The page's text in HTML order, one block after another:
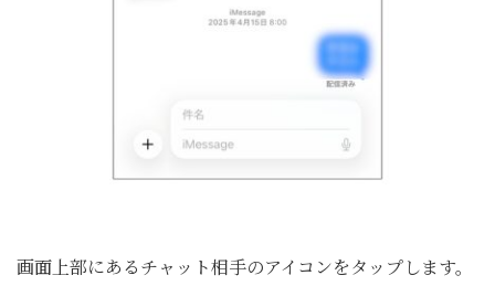
画面上部にあるチャット相手のアイコンをタップします。